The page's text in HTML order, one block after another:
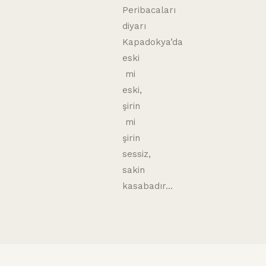
Peribacaları
diyarı
Kapadokya’da
eski
mi
eski,
şirin
mi
şirin
sessiz,
sakin
kasabadır…